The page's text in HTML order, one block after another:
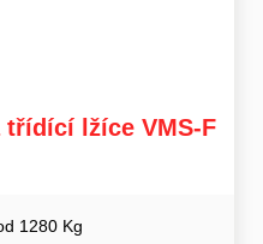
lžíce VMS-F
1280 Kg